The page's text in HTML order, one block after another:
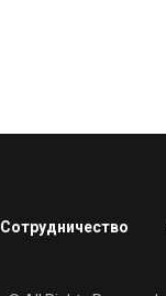
Сотрудничество